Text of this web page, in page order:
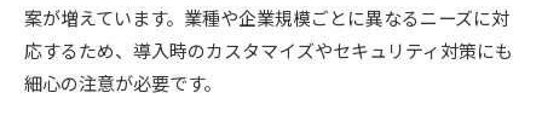
案が増えています。業種や企業規模ごとに異なるニーズに対
応するため、導入時のカスタマイズやセキュリティ対策にも
細心の注意が必要です。